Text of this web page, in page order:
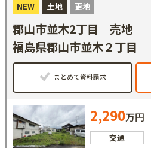
NEW 土地 更地
郡山市並木2丁目 売地
福島県郡山市並木２丁目
まとめて資料請求
2,290万円
交通